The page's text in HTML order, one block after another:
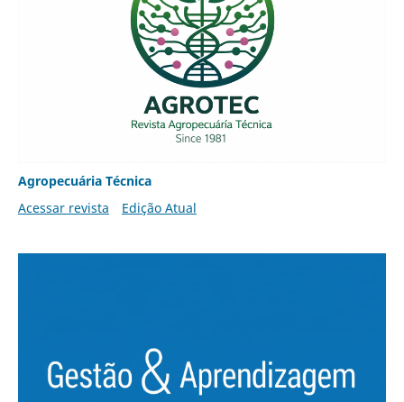
Agropecuária Técnica
Acessar revista
Edição Atual